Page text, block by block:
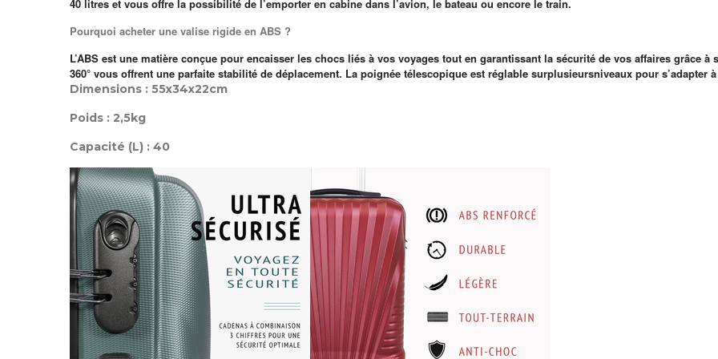
40 litres et vous offre la possibilité de l’emporter en cabine dans l’avion, le bateau ou encore le train.
Pourquoi acheter une valise rigide en ABS ?
L’ABS est une matière conçue pour encaisser les chocs liés à vos voyages tout en garantissant la sécurité de vos affaires grâce
360° vous offrent une parfaite stabilité de déplacement. La poignée télescopique est réglable surplusieursniveaux pour s’adapter
Dimensions : 55x34x22cm
Poids : 2,5kg
Capacité (L) : 40